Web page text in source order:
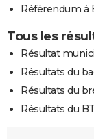
Référendum à
Tous les
Résultat
Résultats du
Résultats du
Résultats du